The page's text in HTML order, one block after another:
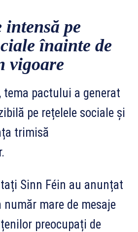
intensă pe
înainte de
vigoare
pactului a generat
pe rețelele sociale și
trimisă
Sinn Féin au anunțat
mare de mesaje
preocupați de